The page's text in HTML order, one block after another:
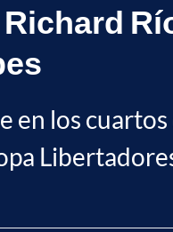
en los